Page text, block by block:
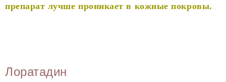
препарат лучше проникает в кожные покровы.
Лоратадин